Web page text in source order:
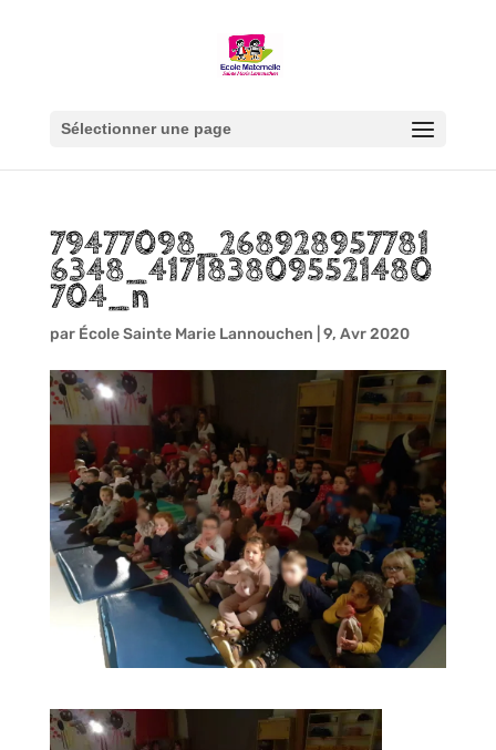
Sélectionner une page
79477098_268928957781
6348_4171838095521480
704_n
par École Sainte Marie Lannouchen 9, Avr 2020